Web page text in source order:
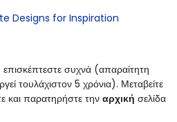
Designs for Inspiration
συχνά (απαραίτητη
τουλάχιστον 5 χρόνια). Μεταβείτε
και παρατηρήστε την αρχική σελίδα